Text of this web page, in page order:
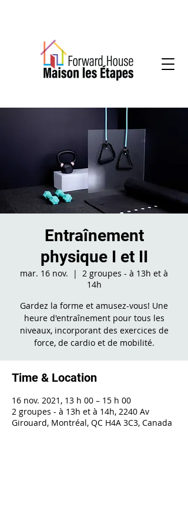
Entraînement
physique I et II
mar. 16 nov.
  |
2 groupes - à 13h et à
14h
Gardez la forme et amusez-vous! Une
heure d'entraînement pour tous les
niveaux, incorporant des exercices de
force, de cardio et de mobilité.
Time & Location
16 nov. 2021, 13 h 00 – 15 h 00
2 groupes - à 13h et à 14h, 2240 Av
Girouard, Montréal, QC H4A 3C3, Canada